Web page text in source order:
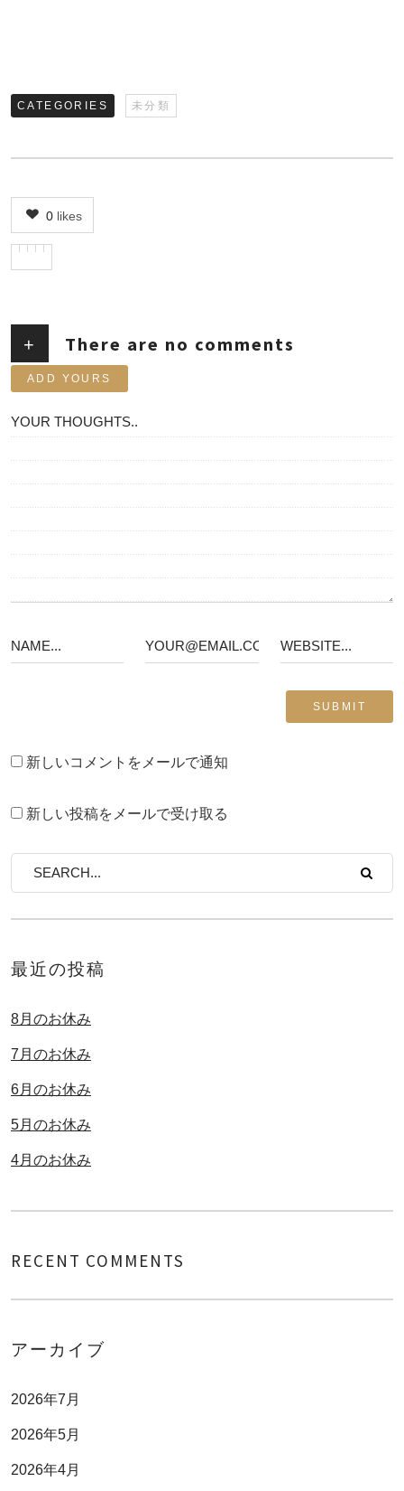
CATEGORIES 未分類
0 likes
+ There are no comments
ADD YOURS
新しいコメントをメールで通知
新しい投稿をメールで受け取る
最近の投稿
8月のお休み
7月のお休み
6月のお休み
5月のお休み
4月のお休み
RECENT COMMENTS
アーカイブ
2026年7月
2026年5月
2026年4月